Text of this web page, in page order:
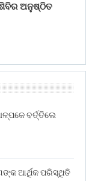
ଶିବିର ଅନୁଷ୍ଠିତ
ବର୍ତ୍ତିଲେ
ଆର୍ଥିକ ପରିସ୍ଥିତି